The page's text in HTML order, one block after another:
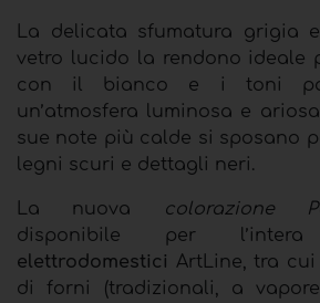
La delicata sfumatura grigia
vetro lucido la rendono ideale
con il bianco e i toni
un’atmosfera luminosa e
sue note più calde si sposano
legni scuri e dettagli neri.
La nuova colorazione
disponibile per
elettrodomestici ArtLine, tra
di forni (tradizionali, a